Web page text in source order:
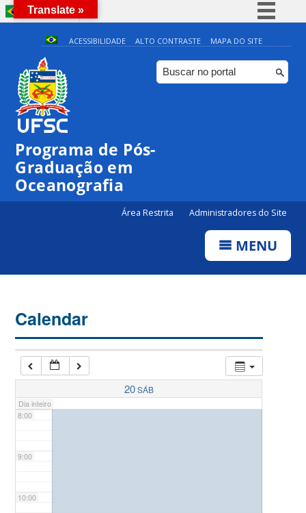
BRASIL
Simplifique!
Comunica BR
Participe
ACESSIBILIDADE ALTO CONTRASTE MAPA DO SITE
Programa de Pós-
Graduação em
Oceanografia
Área Restrita Administradores do Site
MENU
Calendar
20SÁB
Dia inteiro
0:00
1:00
2:00
7:00
8:00
9:00
10:00
◤ Entrega da Etapa I de Qualificação – ingressantes em
2025-1
Translate »